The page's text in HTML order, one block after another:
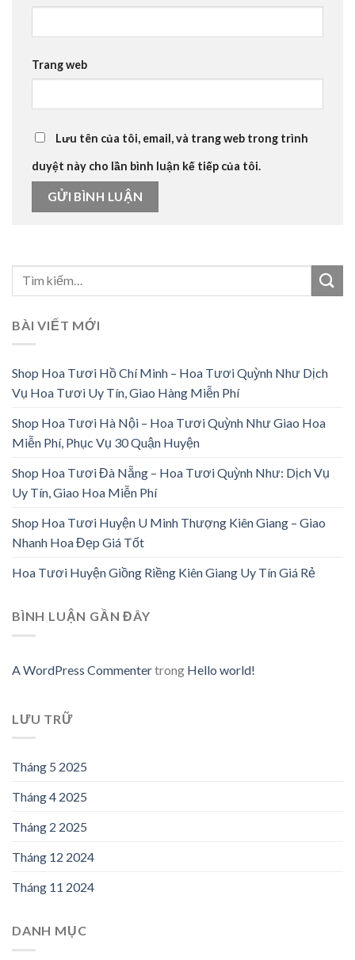
Trang web
Lưu tên của tôi, email, và trang web trong trình
duyệt này cho lần bình luận kế tiếp của tôi.
BÀI VIẾT MỚI
Shop Hoa Tươi Hồ Chí Minh – Hoa Tươi Quỳnh Như Dịch
Vụ Hoa Tươi Uy Tín, Giao Hàng Miễn Phí
Shop Hoa Tươi Hà Nội – Hoa Tươi Quỳnh Như Giao Hoa
Miễn Phí, Phục Vụ 30 Quận Huyện
Shop Hoa Tươi Đà Nẵng – Hoa Tươi Quỳnh Như: Dịch Vụ
Uy Tín, Giao Hoa Miễn Phí
Shop Hoa Tươi Huyện U Minh Thượng Kiên Giang – Giao
Nhanh Hoa Đẹp Giá Tốt
Hoa Tươi Huyện Giồng Riềng Kiên Giang Uy Tín Giá Rẻ
BÌNH LUẬN GẦN ĐÂY
A WordPress Commentertrong Hello world!
LƯU TRỮ
Tháng 5 2025
Tháng 4 2025
Tháng 2 2025
Tháng 12 2024
Tháng 11 2024
DANH MỤC